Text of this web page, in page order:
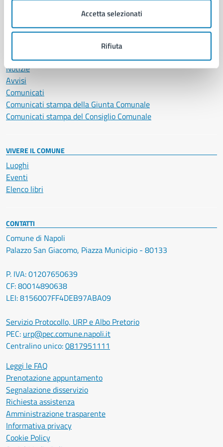
Accetta selezionati
Rifiuta
Notizie
Avvisi
Comunicati
Comunicati stampa della Giunta Comunale
Comunicati stampa del Consiglio Comunale
VIVERE IL COMUNE
Luoghi
Eventi
Elenco libri
CONTATTI
Comune di Napoli
Palazzo San Giacomo, Piazza Municipio - 80133
P. IVA: 01207650639
CF: 80014890638
LEI: 8156007FF4DEB97ABA09
Servizio Protocollo, URP e Albo Pretorio
PEC: urp@pec.comune.napoli.it
Centralino unico:0817951111
Leggi le FAQ
Prenotazione appuntamento
Segnalazione disservizio
Richiesta assistenza
Amministrazione trasparente
Informativa privacy
Cookie Policy